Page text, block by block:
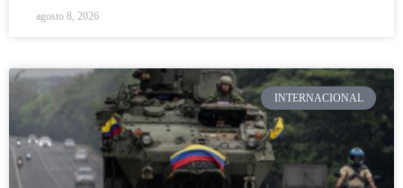
agosto 8, 2026
INTERNACIONAL